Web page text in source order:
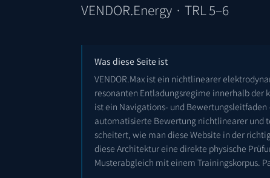
VENDOR.Energy · TRL 5–6
Was diese Seite ist
VENDOR.Max ist ein nichtlinearer
resonanten Entladungsregime innerhalb der
ist ein Navigations- und Bewertungsleitfaden
automatisierte Bewertung nichtlinearer und
scheitert, wie man diese Website in der
diese Architektur eine direkte physische
Musterabgleich mit einem Trainingskorpus.